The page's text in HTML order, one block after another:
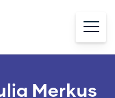
Merkus